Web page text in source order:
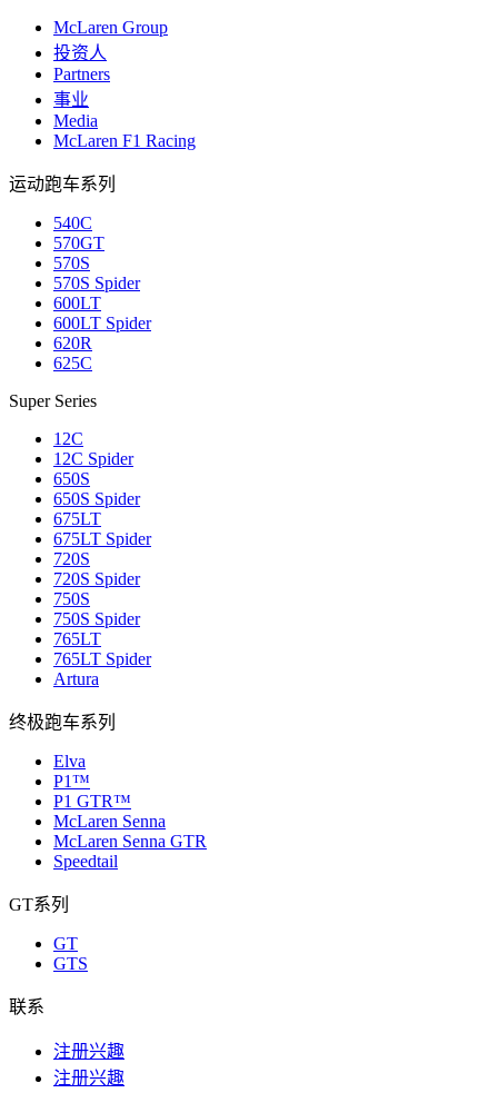
McLaren Group
投资人
Partners
事业
Media
McLaren F1 Racing
运动跑车系列
540C
570GT
570S
570S Spider
600LT
600LT Spider
620R
625C
Super Series
12C
12C Spider
650S
650S Spider
675LT
675LT Spider
720S
720S Spider
750S
750S Spider
765LT
765LT Spider
Artura
终极跑车系列
Elva
P1™
P1 GTR™
McLaren Senna
McLaren Senna GTR
Speedtail
GT系列
GT
GTS
联系
注册兴趣
注册兴趣